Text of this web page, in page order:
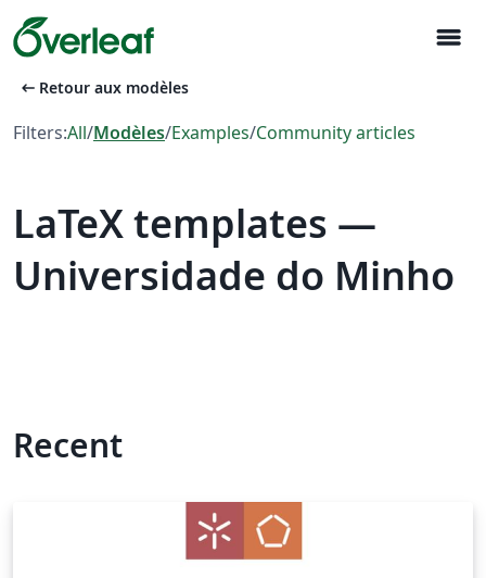
menu
arrow_left_alt Retour aux modèles
Filters:All/Modèles/Examples/Community articles
LaTeX templates —
Universidade do Minho
Recent